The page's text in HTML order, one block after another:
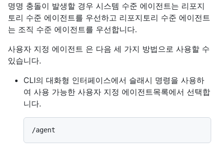
명명 충돌이 발생할 경우 시스템 수준 에이전트는 리포지
토리 수준 에이전트를 우선하고 리포지토리 수준 에이전트
는 조직 수준 에이전트를 우선합니다.
사용자 지정 에이전트 은 다음 세 가지 방법으로 사용할 수
있습니다.
CLI의 대화형 인터페이스에서 슬래시 명령을 사용하
여 사용 가능한 사용자 지정 에이전트목록에서 선택합
니다.